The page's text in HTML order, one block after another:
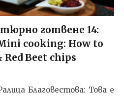
готвене 14:
cooking: How to
Beet chips
Благовестова: Това е